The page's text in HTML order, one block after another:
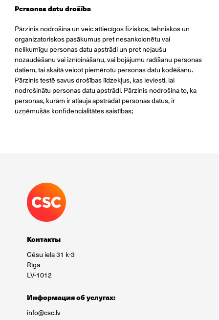
Personas datu drošība
Pārzinis nodrošina un veic attiecīgos fiziskos, tehniskos un
organizatoriskos pasākumus pret nesankcionētu vai
nelikumīgu personas datu apstrādi un pret nejaušu
nozaudēšanu vai iznīcināšanu, vai bojājumu radīšanu personas
datiem, tai skaitā veicot piemērotu personas datu kodēšanu.
Pārzinis testē savus drošības līdzekļus, kas ieviesti, lai
nodrošinātu personas datu apstrādi. Pārzinis nodrošina to, ka
personas, kurām ir atļauja apstrādāt personas datus, ir
uzņēmušās konfidencialitātes saistības;
Контакты
Cēsu iela 31 k-3
Rīga
LV-1012
Информация об услугах:
info@csc.lv